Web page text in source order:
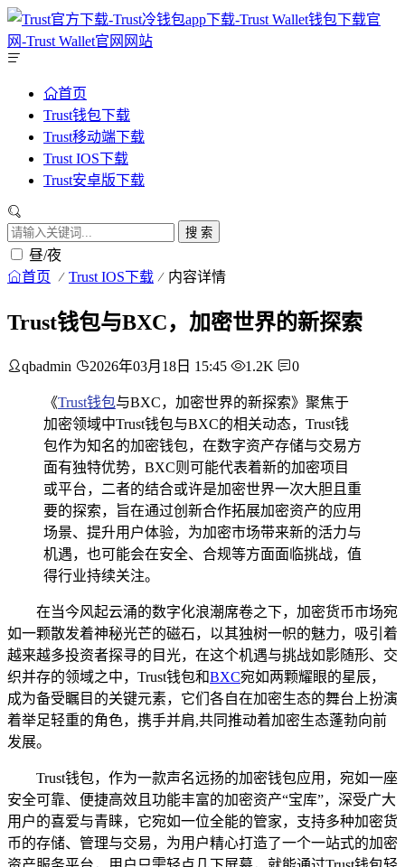
首页
Trust钱包下载
Trust移动端下载
Trust IOS下载
Trust安卓版下载
搜 索
昼/夜
首页 Trust IOS下载 内容详情
Trust钱包与BXC，加密世界的新探索
qbadmin 2026年03月18日 15:45 1.2K 0
《Trust钱包与BXC，加密世界的新探索》聚焦于
加密领域中Trust钱包与BXC的相关动态，Trust钱
包作为知名的加密钱包，在数字资产存储与交易方
面有独特优势，BXC则可能代表着新的加密项目
或平台，二者的结合或许是加密世界一次大胆且重
要的探索，旨在通过创新合作拓展加密资产的应用
场景、提升用户体验，为加密市场带来新的活力与
机遇，也可能会在安全、合规等方面面临挑战，值
得行业持续关注。
在当今风起云涌的数字化浪潮席卷之下，加密货币市场宛
如一颗散发着神秘光芒的磁石，以其独树一帜的魅力，吸引着
越来越多投资者探寻的目光，在这个机遇与挑战如影随形、交
织并存的领域之中，Trust钱包和BXC宛如两颗耀眼的星辰，
成为备受瞩目的关键元素，它们各自在加密生态的舞台上扮演
着举足轻重的角色，携手并肩,共同推动着加密生态蓬勃向前
发展。
Trust钱包，作为一款声名远扬的加密钱包应用，宛如一座
安全可靠、便捷高效且功能丰富的加密资产“宝库”，深受广大
用户的喜爱与青睐，它宛如一位全能的管家，支持多种加密货
币的存储、管理与交易，为用户精心打造了一个一站式的加密